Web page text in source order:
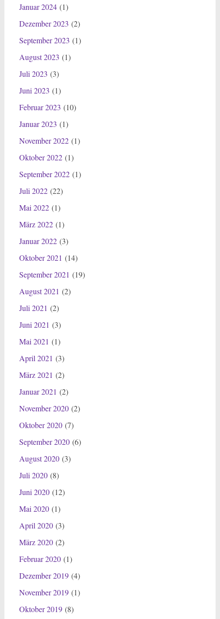
Januar 2024(1)
Dezember 2023 (2)
September 2023 (1)
August 2023 (1)
Juli 2023 (3)
Juni 2023 (1)
Februar 2023 (10)
Januar 2023 (1)
November 2022(1)
Oktober 2022(1)
September 2022(1)
Juli 2022(22)
Mai 2022(1)
März 2022(1)
Januar 2022(3)
Oktober 2021 (14)
September 2021 (19)
August 2021 (2)
Juli 2021 (2)
Juni 2021 (3)
Mai 2021 (1)
April 2021 (3)
März 2021 (2)
Januar 2021 (2)
November 2020(2)
Oktober 2020(7)
September 2020(6)
August 2020(3)
Juli 2020(8)
Juni 2020(12)
Mai 2020(1)
April 2020(3)
März 2020(2)
Februar 2020(1)
Dezember 2019(4)
November 2019(1)
Oktober 2019(8)